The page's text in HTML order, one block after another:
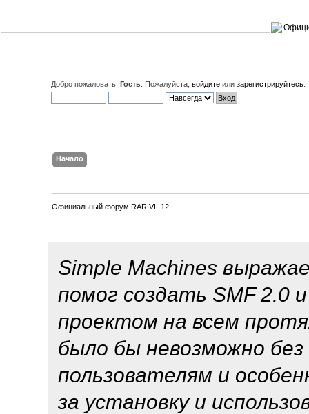
Добро пожаловать, Гость . Пожалуйста, войдите или зарегистрируйтесь
Начало
Официальный форум RAR VL-12
Simple Machines
помог создать SMF 2.0
проектом на всем
было бы невозможно
пользователям и
за установку и